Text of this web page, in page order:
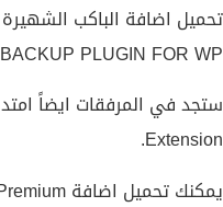
BACKUP PLUGIN FOR WP مجاناً.
Extension.